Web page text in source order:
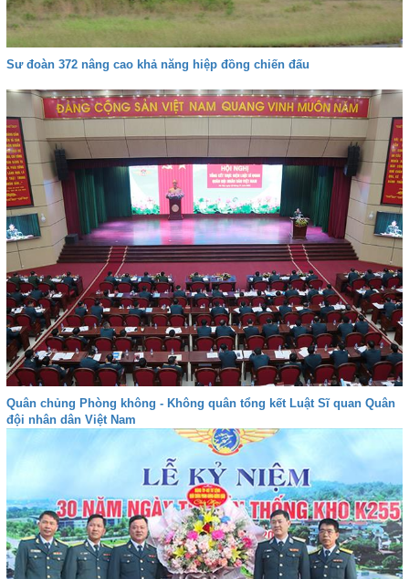
Sư đoàn 372 nâng cao khả năng hiệp đồng chiến đấu
Quân chủng Phòng không - Không quân tổng kết Luật Sĩ quan Quân
đội nhân dân Việt Nam